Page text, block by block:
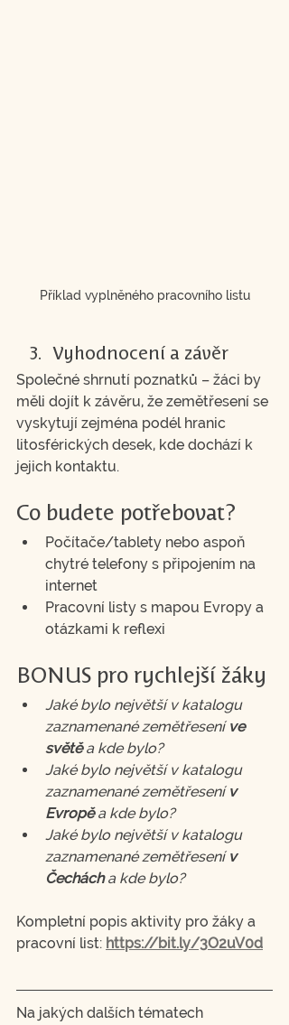
Příklad vyplněného pracovního listu
Vyhodnocení a závěr
Společné shrnutí poznatků – žáci by
měli dojít k závěru, že zemětřesení se
vyskytují zejména podél hranic
litosférických desek, kde dochází k
jejich kontaktu.
Co budete potřebovat?
Počítače/tablety nebo aspoň
chytré telefony s připojením na
internet
Pracovní listy s mapou Evropy a
otázkami k reflexi
BONUS pro rychlejší žáky
Jaké bylo největší v katalogu
zaznamenané zemětřesení ve
světě a kde bylo?
Jaké bylo největší v katalogu
zaznamenané zemětřesení v
Evropě a kde bylo?
Jaké bylo největší v katalogu
zaznamenané zemětřesení v
Čechách a kde bylo?
Kompletní popis aktivity pro žáky a
pracovní list: https://bit.ly/3O2uV0d
Na jakých dalších tématech